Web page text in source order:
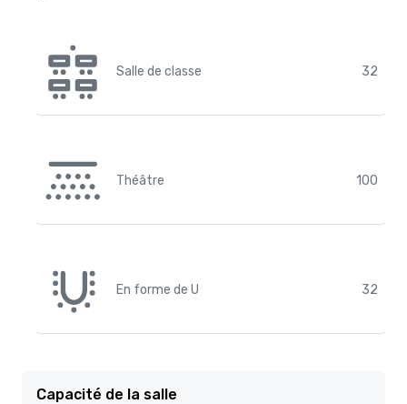
Salle de classe 32
Théâtre 100
En forme de U 32
Capacité de la salle